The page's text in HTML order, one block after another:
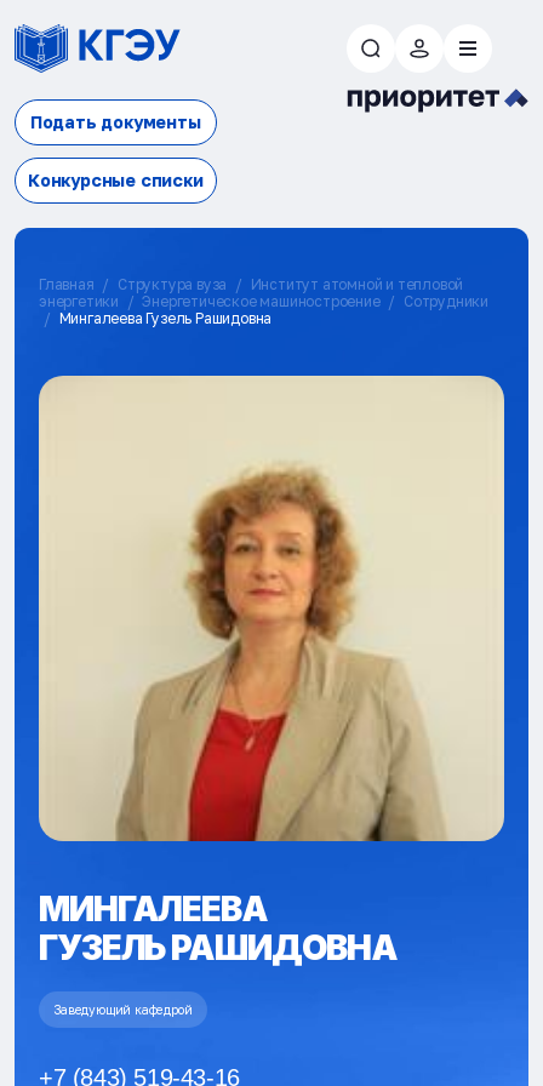
Подать документы
Конкурсные списки
Главная Структура вуза
Институт атомной и тепловой
энергетики
Энергетическое машиностроение
Сотрудники
Мингалеева Гузель Рашидовна
МИНГАЛЕЕВА
ГУЗЕЛЬ РАШИДОВНА
Заведующий кафедрой
+7 (843) 519-43-16